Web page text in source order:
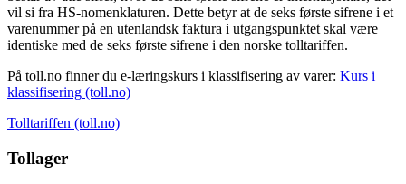
vil si fra HS-nomenklaturen. Dette betyr at de seks første sifrene i et
varenummer på en utenlandsk faktura i utgangspunktet skal være
identiske med de seks første sifrene i den norske tolltariffen.
På toll.no finner du e-læringskurs i klassifisering av varer: Kurs i
klassifisering (toll.no)
Tolltariffen (toll.no)
Tollager